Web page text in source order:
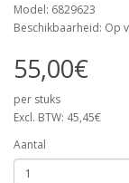
Model: 6829623
Beschikbaarheid: Op
55,00€
per stuks
Excl. BTW: 45,45€
Aantal